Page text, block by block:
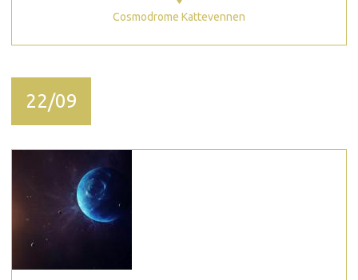
Cosmodrome Kattevennen
22/09